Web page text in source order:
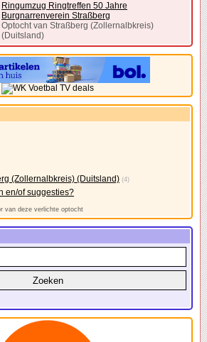
Ringumzug Ringtreffen 50 Jahre
Burgnarrenverein Straßberg
Optocht van Straßberg (Zollernalbkreis)
(Duitsland)
(Zollernalbkreis) (Duitsland) (4)
en/of suggesties?
van deze verlichte optocht